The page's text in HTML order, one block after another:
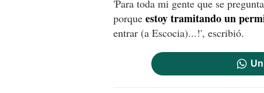
'Para toda mi gente que se
porque estoy tramitando un
entrar (a Escocia)...!', escribió.